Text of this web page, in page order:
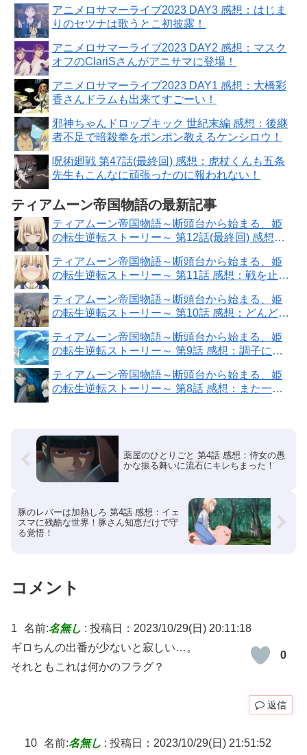
アニメロサマーライブ2023 DAY3 感想：はじま
りのセツナは歌うとこ初披露！
アニメロサマーライブ2023 DAY2 感想：マスク
オフのClariSさんがアニサマに登場！
アニメロサマーライブ2023 DAY1 感想：大橋彩
香さんドラムも出来てすごーい！
邪神ちゃんドロップキック 世紀末編 感想：後継
者不足で暗殺拳をポンポン教えるケンシロウ！
呪術廻戦 第47話(最終回) 感想：虎杖くんも五条
先生もこんなに頑張ったのに報われない！
ティアムーン帝国物語の最新記事
ティアムーン帝国物語～断頭台から始まる、姫
の転生逆転ストーリー～ 第12話(最終回) 感想：
ティアムーン帝国物語～断頭台から始まる、姫
の転生逆転ストーリー～ 第11話 感想：戦を止め
ティアムーン帝国物語～断頭台から始まる、姫
の転生逆転ストーリー～ 第10話 感想：どんどん
ティアムーン帝国物語～断頭台から始まる、姫
の転生逆転ストーリー～ 第9話 感想：調子に乗
ティアムーン帝国物語～断頭台から始まる、姫
の転生逆転ストーリー～ 第8話 感想：また一人
薬屋のひとりごと 第4話 感想：侍女の愚
かな振る舞いに流石にキレちまった！
豚のレバーは加熱しろ 第4話 感想：イェ
スマに残酷な世界！豚さん知恵だけで守
る覚悟！
コメント
1 名前:名無し : 投稿日：2023/10/29(日) 20:11:18
0
ギロちんの出番が少ないと寂しい…。
それともこれは何かのフラグ？
返信
10 名前:名無し : 投稿日：2023/10/29(日) 21:51:52